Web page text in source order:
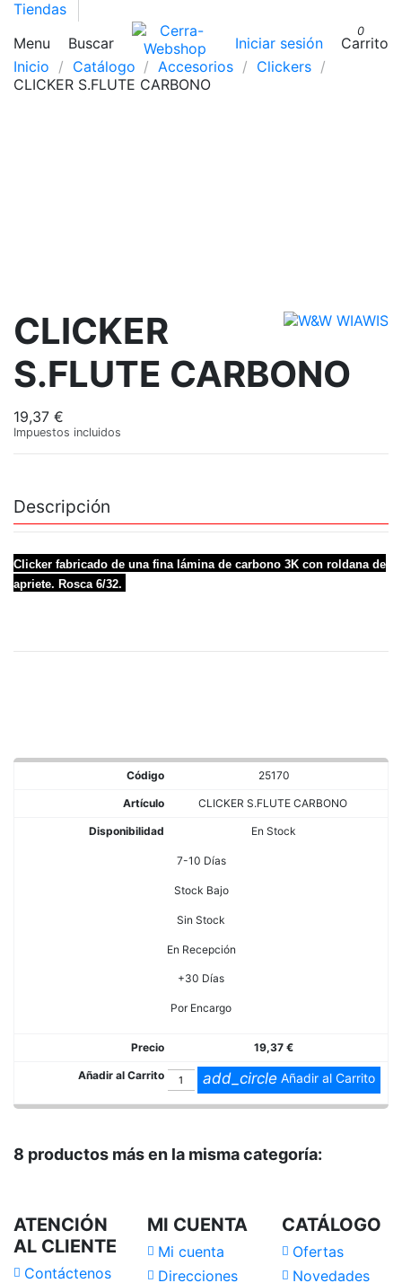
Tiendas
Menu
Buscar Iniciar sesión
0
Carrito
Inicio
Catálogo Accesorios
Clickers
CLICKER S.FLUTE CARBONO
CLICKER
S.FLUTE CARBONO
19,37 €
Impuestos incluidos
Descripción
Clicker fabricado de una fina lámina de carbono 3K con roldana de
apriete. Rosca 6/32.
25170
CLICKER S.FLUTE CARBONO
En Stock
7-10 Días
Stock Bajo
Sin Stock
En Recepción
+30 Días
Por Encargo
19,37 €
add_circle Añadir al Carrito
8 productos más en la misma categoría:
ATENCIÓN
AL CLIENTE
Contáctenos
MI CUENTA
Mi cuenta
Direcciones
CATÁLOGO
Ofertas
Novedades